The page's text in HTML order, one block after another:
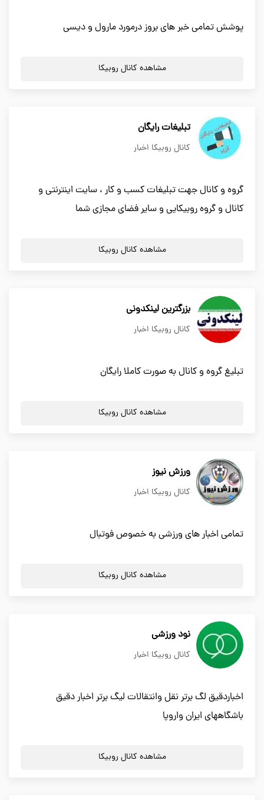
پوشش تمامی خبر های بروز درمورد مارول و دیسی
مشاهده کانال روبیکا
تبلیغات رایگان
کانال روبیکا اخبار
گروه و کانال جهت تبلیغات کسب و کار ، سایت اینترنتی و
کانال و گروه روبیکایی و سایر فضای مجازی شما
مشاهده کانال روبیکا
بزرگترین لینکدونی
کانال روبیکا اخبار
تبلیغ گروه و کانال به صورت کاملا رایگان
مشاهده کانال روبیکا
ورزش نیوز
کانال روبیکا اخبار
تمامی اخبار های ورزشی به خصوص فوتبال
مشاهده کانال روبیکا
نود ورزشی
کانال روبیکا اخبار
اخباردقیق لگ برتر نقل وانتقالات لیگ برتر اخبار دقیق
باشگاههای ایران واروپا
مشاهده کانال روبیکا